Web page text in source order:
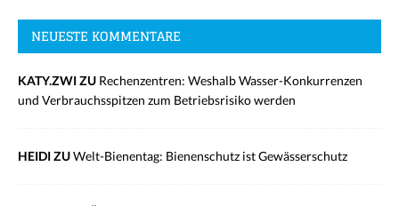
NEUESTE KOMMENTARE
KATY.ZWI ZU Rechenzentren: Weshalb Wasser-Konkurrenzen
und Verbrauchsspitzen zum Betriebsrisiko werden
HEIDI ZUWelt-Bienentag: Bienenschutz ist Gewässerschutz